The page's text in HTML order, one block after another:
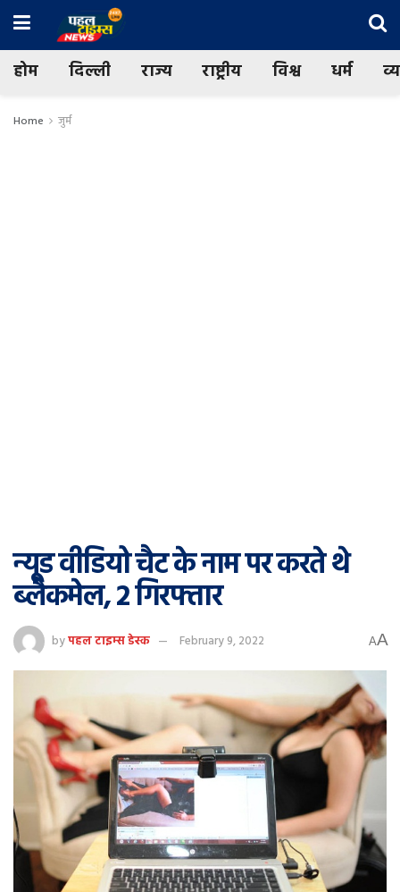
होम दिल्ली राज्य राष्ट्रीय विश्व धर्म
Home जुर्म
न्यूड वीडियो चैट के नाम पर करते थे
ब्लैकमेल, 2 गिरफ्तार
byपहल टाइम्स डेस्क February 9, 2022 AA